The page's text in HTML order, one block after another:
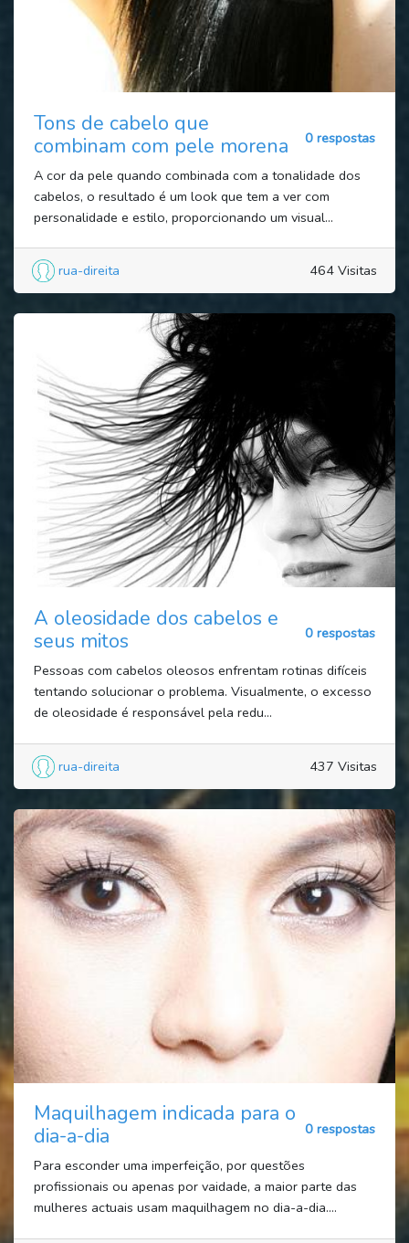
Tons de cabelo que
combinam com pele morena
0 respostas
A cor da pele quando combinada com a tonalidade dos
cabelos, o resultado é um look que tem a ver com
personalidade e estilo, proporcionando um visual...
rua-direita 464 Visitas
A oleosidade dos cabelos e
seus mitos
0 respostas
Pessoas com cabelos oleosos enfrentam rotinas difíceis
tentando solucionar o problema. Visualmente, o excesso
de oleosidade é responsável pela redu...
rua-direita 437 Visitas
Maquilhagem indicada para o
dia-a-dia
0 respostas
Para esconder uma imperfeição, por questões
profissionais ou apenas por vaidade, a maior parte das
mulheres actuais usam maquilhagem no dia-a-dia....